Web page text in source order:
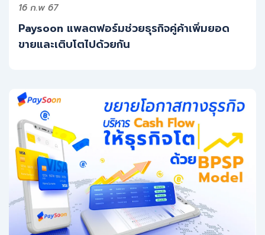
16 ก.พ 67
Paysoon แพลตฟอร์มช่วยธุรกิจคู่ค้าเพิ่มยอด
ขายและเติบโตไปด้วยกัน